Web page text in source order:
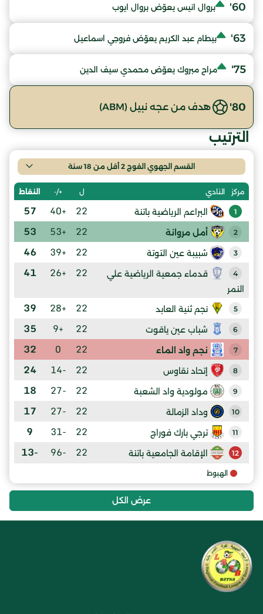
60' بروال انيس يعوّض بروال ايوب
63' بيطام عبد الكريم يعوّض فروجي اسماعيل
75' مراح مبروك يعوّض محمدي سيف الدين
80' هدف من عجه نبيل (ABM)
الترتيب
القسم الجهوي الفوج 2 أقل من 18 سنة
مركز النادي ل +/- النقاط
1 البراعم الرياضية باتنة 22
+40
57
2 أمل مروانة 22
+53
53
3 شبيبة عين التوتة 22
+39
46
4
قدماء جمعية الرياضية علي
النمر
22
+26
41
5 نجم ثنية العابد 22
+28
39
6 شباب عين ياقوت 22
+9
35
7 نجم واد الماء 22
0
32
8 إتحاد نقاوس 22
-14
24
9 مولودية واد الشعبة 22
-27
18
10 وداد الزمالة 22
-27
17
11 ترجي بارك فوراج 22
-31
9
12 الإقامة الجامعية باتنة 22
-96
-13
الهبوط
عرض الكل